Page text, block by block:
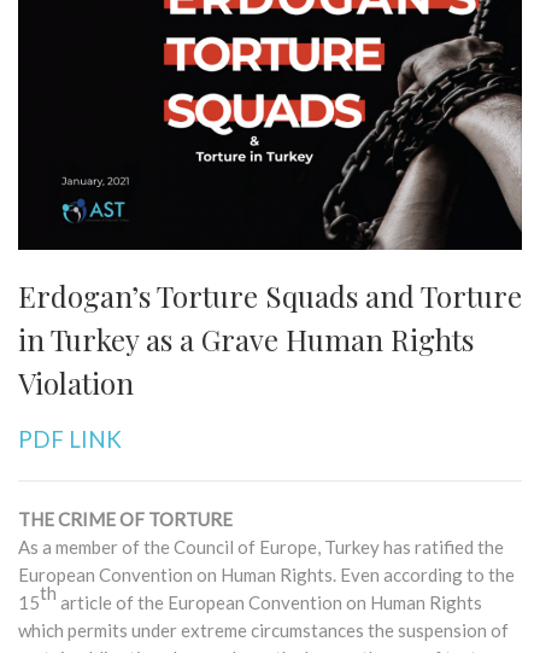
Erdogan’s Torture Squads and Torture
in Turkey as a Grave Human Rights
Violation
PDF LINK
THE CRIME OF TORTURE
As a member of the Council of Europe, Turkey has ratified the
European Convention on Human Rights. Even according to the
15th article of the European Convention on Human Rights
which permits under extreme circumstances the suspension of